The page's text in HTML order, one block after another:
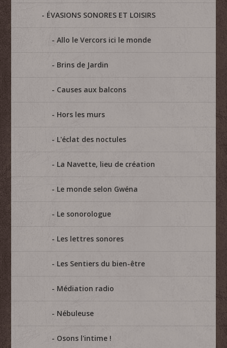
ÉVASIONS SONORES ET LOISIRS
Allo le Vercors ici le monde
Brins de Jardin
Causes aux balcons
Hors les murs
L'éclat des noctules
La Navette, lieu de création
Le monde selon Gwéna
Le sonorologue
Les lettres sonores
Les Sentiers du bien-être
Médiation radio
Nébuleuse
Osons l'intime !